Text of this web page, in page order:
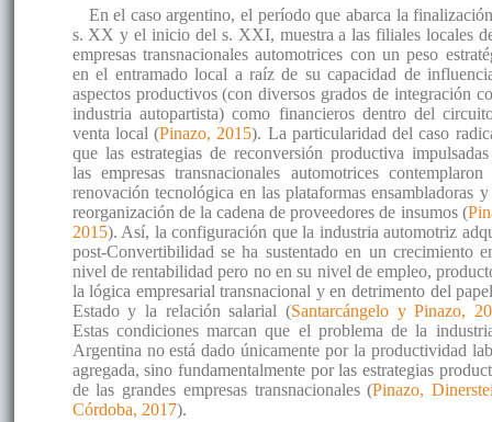
En el caso argentino, el período que abarca la
s. XX y el inicio del s. XXI, muestra a las filiales locales
empresas transnacionales automotrices con un peso
en el entramado local a raíz de su capacidad de
aspectos productivos (con diversos grados de integración
industria autopartista) como financieros dentro del
venta local (Pinazo, 2015). La particularidad del caso
que las estrategias de reconversión productiva
las empresas transnacionales automotrices contemplaron
renovación tecnológica en las plataformas ensambladoras
reorganización de la cadena de proveedores de insumos (
2015). Así, la configuración que la industria automotriz
post-Convertibilidad se ha sustentado en un crecimiento
nivel de rentabilidad pero no en su nivel de empleo,
la lógica empresarial transnacional y en detrimento del
Estado y la relación salarial (Santarcángelo y Pinazo,
Estas condiciones marcan que el problema de la
Argentina no está dado únicamente por la productividad
agregada, sino fundamentalmente por las estrategias
de las grandes empresas transnacionales (Pinazo,
Córdoba, 2017).